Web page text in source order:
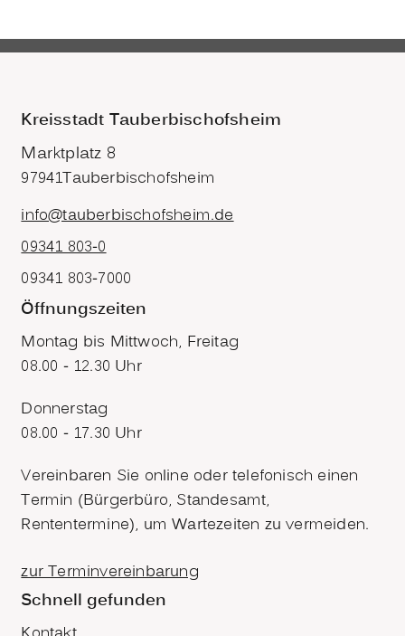
Kreisstadt Tauberbischofsheim
Marktplatz 8
97941Tauberbischofsheim
info@tauberbischofsheim.de
09341 803-0
09341 803-7000
Öffnungszeiten
Montag bis Mittwoch, Freitag
08.00 - 12.30 Uhr
Donnerstag
08.00 - 17.30 Uhr
Vereinbaren Sie online oder telefonisch einen
Termin (Bürgerbüro, Standesamt,
Rententermine), um Wartezeiten zu vermeiden.
zur Terminvereinbarung
Schnell gefunden